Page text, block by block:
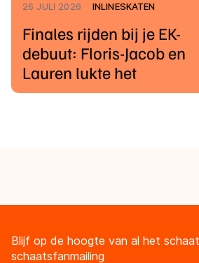
26 JULI 2026 INLINESKATEN
Finales rijden bij je EK-
debuut: Floris-Jacob en
Lauren lukte het
Blijf op de hoogte van al het
schaatsfanmailing